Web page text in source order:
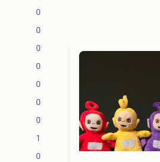
0
0
0
0
0
0
0
1
0